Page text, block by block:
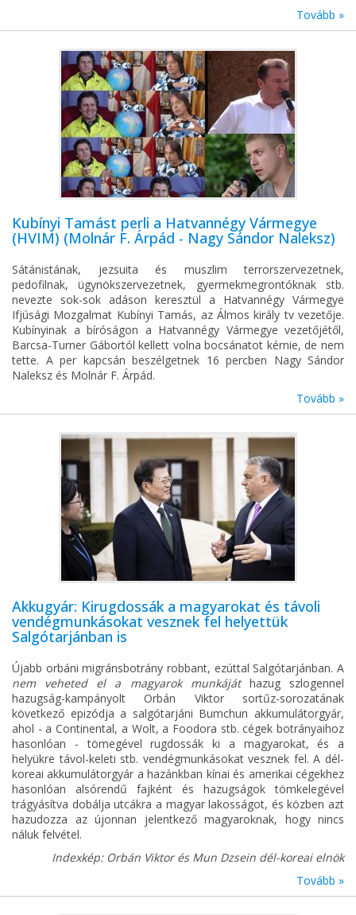
Tovább »
Kubínyi Tamást perli a Hatvannégy Vármegye
(HVIM) (Molnár F. Árpád - Nagy Sándor Naleksz)
Sátánistának, jezsuita és muszlim terrorszervezetnek,
pedofilnak, ügynökszervezetnek, gyermekmegrontóknak stb.
nevezte sok-sok adáson keresztül a Hatvannégy Vármegye
Ifjúsági Mozgalmat Kubínyi Tamás, az Álmos király tv vezetője.
Kubínyinak a bíróságon a Hatvannégy Vármegye vezetőjétől,
Barcsa-Turner Gábortól kellett volna bocsánatot kérnie, de nem
tette. A per kapcsán beszélgetnek 16 percben Nagy Sándor
Naleksz és Molnár F. Árpád.
Tovább »
Akkugyár: Kirugdossák a magyarokat és távoli
vendégmunkásokat vesznek fel helyettük
Salgótarjánban is
Újabb orbáni migránsbotrány robbant, ezúttal Salgótarjánban. A
nem veheted el a magyarok munkájáthazug szlogennel
hazugság-kampányolt Orbán Viktor sortűz-sorozatának
következő epizódja a salgótarjáni Bumchun akkumulátorgyár,
ahol - a Continental, a Wolt, a Foodora stb. cégek botrányaihoz
hasonlóan - tömegével rugdossák ki a magyarokat, és a
helyükre távol-keleti stb. vendégmunkásokat vesznek fel. A dél-
koreai akkumulátorgyár a hazánkban kínai és amerikai cégekhez
hasonlóan alsórendű fajként és hazugságok tömkelegével
trágyásítva dobálja utcákra a magyar lakosságot, és közben azt
hazudozza az újonnan jelentkező magyaroknak, hogy nincs
náluk felvétel.
Indexkép: Orbán Viktor és Mun Dzsein dél-koreai elnök
Tovább »